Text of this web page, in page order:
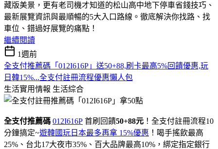
藏版美景，更有老司機才知道的松山高中地下停車省錢技巧、
最新展覽資訊與最順暢的5大入口路線。徹底解決你找路、找
車位、錯過好展覽的痛點！
繼續閱讀
1週前
全支付推薦碼「012I616P」送50+88,刷卡最高5%回饋優惠,玩
日韓15%...全支付註冊流程優惠懶人包
生活實用情報 生活綜合
全支付推薦碼 012I616P 首刷回饋50+88元 ！全支付註冊流程10
分鐘搞定~遊韓國玩日本最多再拿 15%優惠 ！喝手搖飲最高
25%、台北17大夜市35%、百大品牌最高10%，綁定指定銀行